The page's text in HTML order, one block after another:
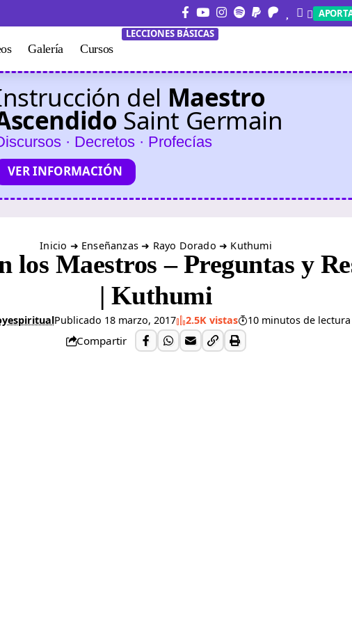
Galería Cursos
LECCIONES BÁSICAS
del Maestro
Saint Germain
· Decretos · Profecías
VER INFORMACIÓN
Inicio ➜ Enseñanzas ➜ Rayo Dorado ➜ Kuthumi
los Maestros – Preguntas y
| Kuthumi
Publicado 18 marzo, 2017 2.5K vistas 10 minutos de lectura
Compartir